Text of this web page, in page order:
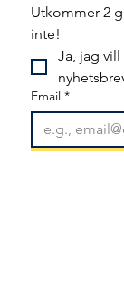
Utkommer 2
inte!
Ja, jag
Email *